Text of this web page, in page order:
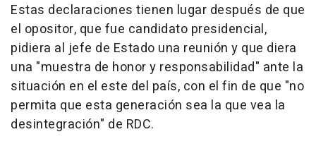
Estas declaraciones tienen lugar después de que
el opositor, que fue candidato presidencial,
pidiera al jefe de Estado una reunión y que diera
una "muestra de honor y responsabilidad" ante la
situación en el este del país, con el fin de que "no
permita que esta generación sea la que vea la
desintegración" de RDC.